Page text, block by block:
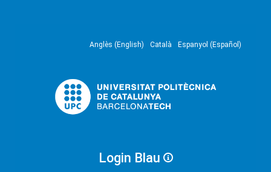
Anglès (English) Català Espanyol (Español)
Login Blau